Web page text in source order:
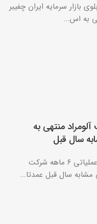
بازار سرمایه ایران چفیبر
ماهه شرکت آلومراد منتهی به
شرکت آلومراد در خصوص افزایش سود عملیاتی ۶ ماهه شرکت